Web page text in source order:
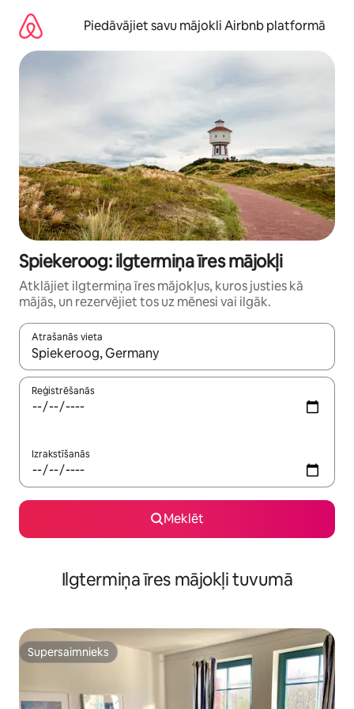
saturu
Piedāvājiet savu mājokli Airbnb platformā
Spiekeroog: ilgtermiņa īres mājokļi
Atklājiet ilgtermiņa īres mājokļus, kuros justies kā
mājās, un rezervējiet tos uz mēnesi vai ilgāk.
Atrašanās vieta
Kad rezultāti kļūs pieejami, izmantojiet bultiņu uz augšu un
Reģistrēšanās
Izrakstīšanās
Meklēt
Ilgtermiņa īres mājokļi tuvumā
Supersaimnieks
Supersaimnieks